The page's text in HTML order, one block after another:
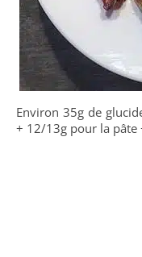
Environ 35g de glucides par assiette ( 20g pour les patates
+ 12/13g pour la pâte